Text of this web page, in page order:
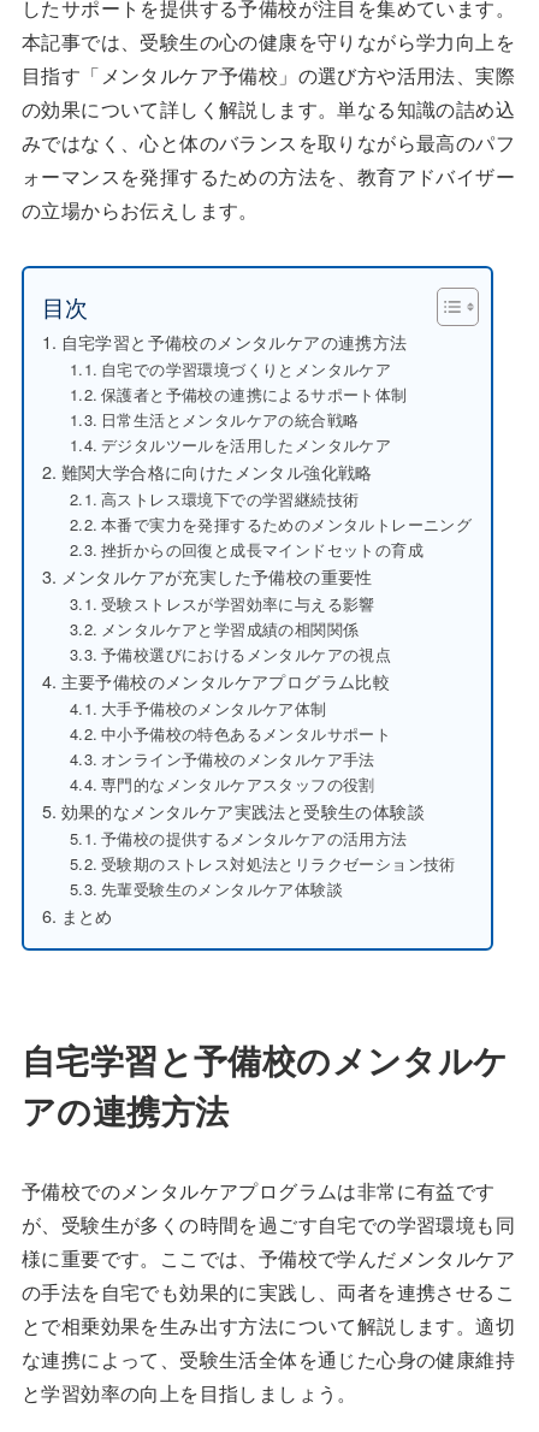
したサポートを提供する予備校が注目を集めています。
本記事では、受験生の心の健康を守りながら学力向上を
目指す「メンタルケア予備校」の選び方や活用法、実際
の効果について詳しく解説します。単なる知識の詰め込
みではなく、心と体のバランスを取りながら最高のパフ
ォーマンスを発揮するための方法を、教育アドバイザー
の立場からお伝えします。
目次
自宅学習と予備校のメンタルケアの連携方法
自宅での学習環境づくりとメンタルケア
保護者と予備校の連携によるサポート体制
日常生活とメンタルケアの統合戦略
デジタルツールを活用したメンタルケア
難関大学合格に向けたメンタル強化戦略
高ストレス環境下での学習継続技術
本番で実力を発揮するためのメンタルトレーニング
挫折からの回復と成長マインドセットの育成
メンタルケアが充実した予備校の重要性
受験ストレスが学習効率に与える影響
メンタルケアと学習成績の相関関係
予備校選びにおけるメンタルケアの視点
主要予備校のメンタルケアプログラム比較
大手予備校のメンタルケア体制
中小予備校の特色あるメンタルサポート
オンライン予備校のメンタルケア手法
専門的なメンタルケアスタッフの役割
効果的なメンタルケア実践法と受験生の体験談
予備校の提供するメンタルケアの活用方法
受験期のストレス対処法とリラクゼーション技術
先輩受験生のメンタルケア体験談
まとめ
自宅学習と予備校のメンタルケ
アの連携方法
予備校でのメンタルケアプログラムは非常に有益です
が、受験生が多くの時間を過ごす自宅での学習環境も同
様に重要です。ここでは、予備校で学んだメンタルケア
の手法を自宅でも効果的に実践し、両者を連携させるこ
とで相乗効果を生み出す方法について解説します。適切
な連携によって、受験生活全体を通じた心身の健康維持
と学習効率の向上を目指しましょう。